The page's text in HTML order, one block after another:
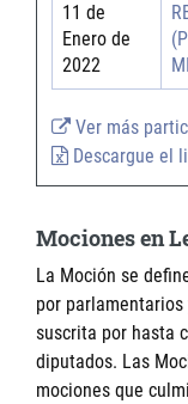
11 de
Enero de
2022
Ver más
Descargue el
Mociones en
La Moción se
por parlamentarios
suscrita por hasta
diputados. Las
mociones que